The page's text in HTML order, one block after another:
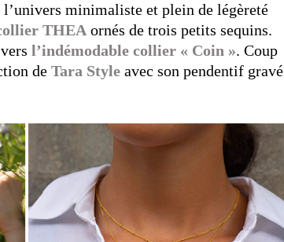
minimaliste et plein de légèreté
THEA ornés de trois petits sequins.
l’indémodable collier « Coin ». Coup
de Tara Style avec son pendentif gravé